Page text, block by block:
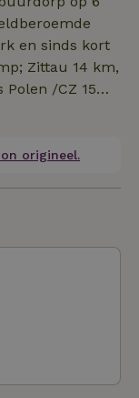
en sinds kort
Zittau 14 km,
/CZ 15
4 km lopen ligt
origineel.